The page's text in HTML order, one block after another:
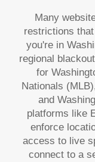
Many
restrictions
you're in
regional
for
Nationals
and
platforms like
enforce
access to live
connect to a